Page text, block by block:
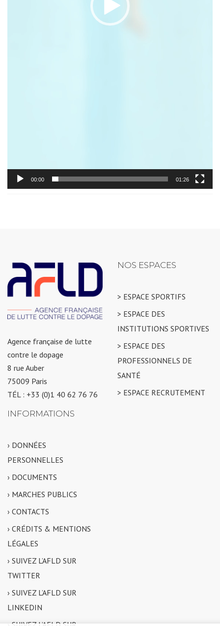
00:00 01:26
Agence française de lutte
contre le dopage
8 rue Auber
75009 Paris
TÉL : +33 (0)1 40 62 76 76
NOS ESPACES
> ESPACE SPORTIFS
> ESPACE DES
INSTITUTIONS SPORTIVES
> ESPACE DES
PROFESSIONNELS DE
SANTÉ
> ESPACE RECRUTEMENT
INFORMATIONS
› DONNÉES
PERSONNELLES
› DOCUMENTS
› MARCHES PUBLICS
› CONTACTS
› CRÉDITS & MENTIONS
LÉGALES
› SUIVEZ L’AFLD SUR
TWITTER
› SUIVEZ L’AFLD SUR
LINKEDIN